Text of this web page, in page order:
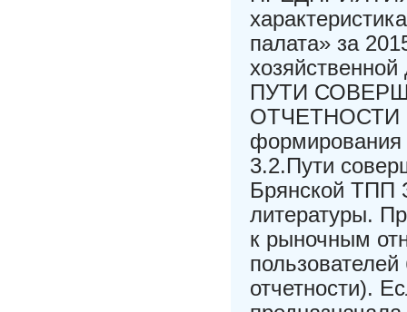
палата» за
ПУТИ
ОТЧЕТНОСТИ
формирования
3.2.Пути
Брянской ТПП
литературы.
к рыночным
отчетности).